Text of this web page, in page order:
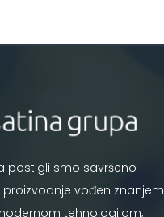
postigli smo savršeno
vođen znanjem
tehnologijom,